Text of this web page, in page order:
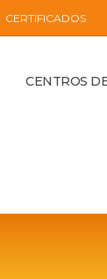
CERTIFICADOS
CENTROS